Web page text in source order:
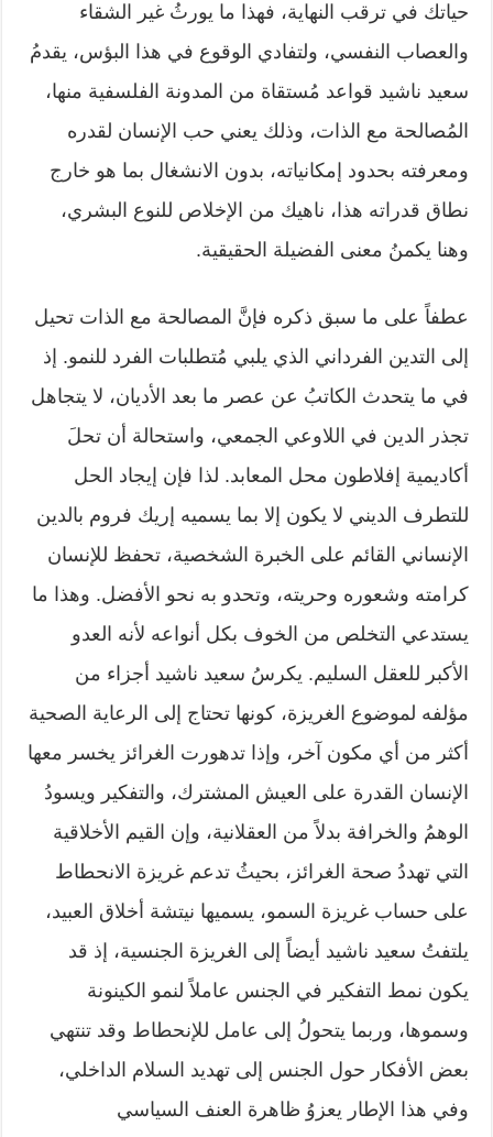
حياتك في ترقب النهاية، فهذا ما يورثُ غير الشقاء
والعصاب النفسي، ولتفادي الوقوع في هذا البؤس، يقدمُ
سعيد ناشيد قواعد مُستقاة من المدونة الفلسفية منها،
المُصالحة مع الذات، وذلك يعني حب الإنسان لقدره
ومعرفته بحدود إمكانياته، بدون الانشغال بما هو خارج
نطاق قدراته هذا، ناهيك من الإخلاص للنوع البشري،
وهنا يكمنُ معنى الفضيلة الحقيقية.
عطفاً على ما سبق ذكره فإنَّ المصالحة مع الذات تحيل
إلى التدين الفرداني الذي يلبي مُتطلبات الفرد للنمو. إذ
في ما يتحدث الكاتبُ عن عصر ما بعد الأديان، لا يتجاهل
تجذر الدين في اللاوعي الجمعي، واستحالة أن تحلَ
أكاديمية إفلاطون محل المعابد. لذا فإن إيجاد الحل
للتطرف الديني لا يكون إلا بما يسميه إريك فروم بالدين
الإنساني القائم على الخبرة الشخصية، تحفظ للإنسان
كرامته وشعوره وحريته، وتحدو به نحو الأفضل. وهذا ما
يستدعي التخلص من الخوف بكل أنواعه لأنه العدو
الأكبر للعقل السليم. يكرسُ سعيد ناشيد أجزاء من
مؤلفه لموضوع الغريزة، كونها تحتاج إلى الرعاية الصحية
أكثر من أي مكون آخر، وإذا تدهورت الغرائز يخسر معها
الإنسان القدرة على العيش المشترك، والتفكير ويسودُ
الوهمُ والخرافة بدلاً من العقلانية، وإن القيم الأخلاقية
التي تهددُ صحة الغرائز، بحيثُ تدعم غريزة الانحطاط
على حساب غريزة السمو، يسميها نيتشة أخلاق العبيد،
يلتفتُ سعيد ناشيد أيضاً إلى الغريزة الجنسية، إذ قد
يكون نمط التفكير في الجنس عاملاً لنمو الكينونة
وسموها، وربما يتحولُ إلى عامل للإنحطاط وقد تنتهي
بعض الأفكار حول الجنس إلى تهديد السلام الداخلي،
وفي هذا الإطار يعزوُ ظاهرة العنف السياسي